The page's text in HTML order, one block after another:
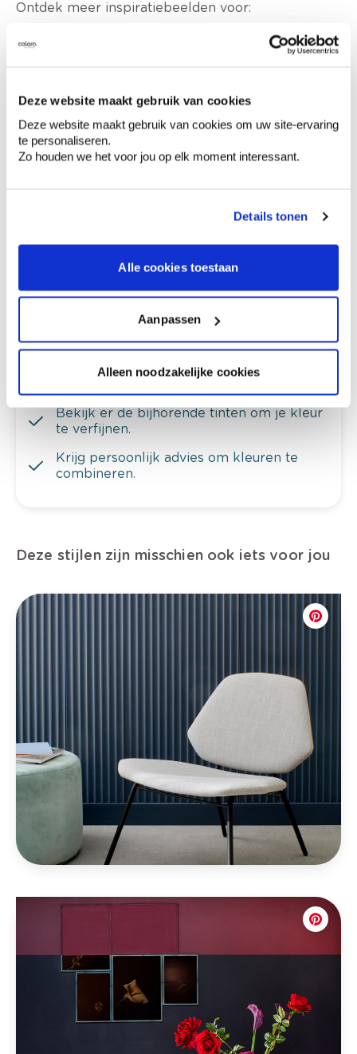
Deze website maakt gebruik van cookies
Deze website maakt gebruik van cookies om uw site-ervaring
te personaliseren.
Zo houden we het voor jou op elk moment interessant.
Details tonen
Alle cookies toestaan
Aanpassen
Alleen noodzakelijke cookies
Ontdek meer inspiratiebeelden voor:
Kleuradvies aan huis
Ga samen met de kleuradviseur door je
Bekijk je kleur in de winkel
Ontdek er kleurechte stalen van je
Bekijk er de bijhorende tinten om je kleur
te verfijnen.
Krijg persoonlijk advies om kleuren te
combineren.
Deze stijlen zijn misschien ook iets voor jou